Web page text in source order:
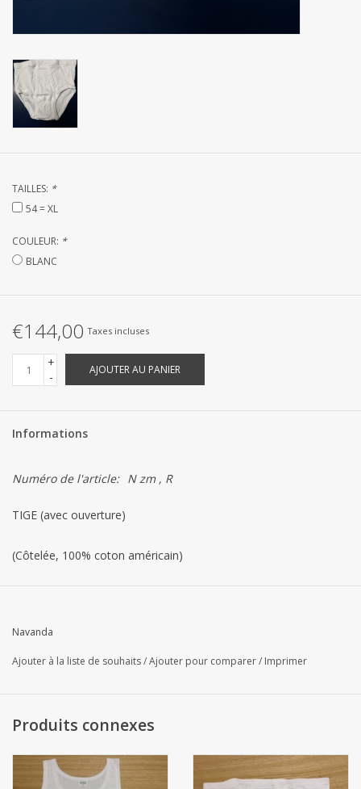
costume
Tissus au mètre
Linge de Plage
SUR MESURE
Vêtements d'intérieur et de
TAILLES: *
54 = XL
COULEUR: *
BLANC
€144,00 Taxes incluses
+
-
AJOUTER AU PANIER
Informations
Numéro de l'article: N zm , R
TIGE (avec ouverture)
(Côtelée, 100% coton américain)
Cet article est fabriqué sur mesure, / Les articles fabriqués sur
mesure ne peuvent être retournés.
Navanda
Ajouter à la liste de souhaits/Ajouter pour comparer/ Imprimer
Produits connexes